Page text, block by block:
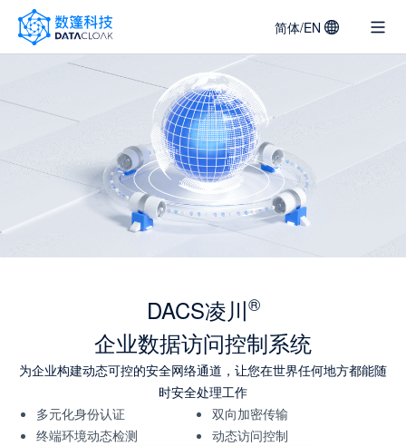
DATACLOAK
LOGO
简体/EN
DACS凌川®
企业数据访问控制系统
为企业构建动态可控的安全网络通道，让您在世界任何地方都能随
时安全处理工作
多元化身份认证
双向加密传输
终端环境动态检测
动态访问控制